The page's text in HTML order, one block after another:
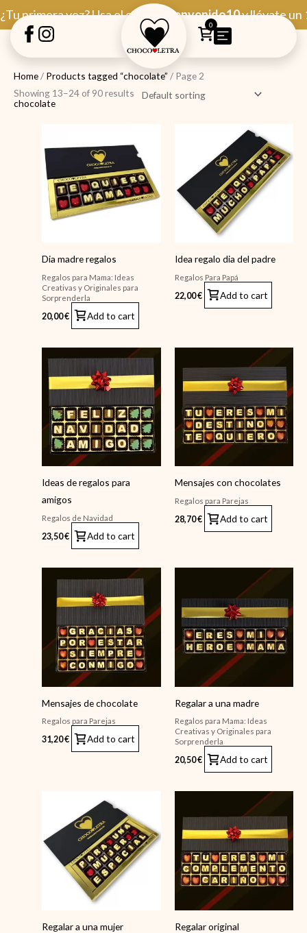
al
contenido
¿Tu primera vez? Usa el código Bienvenido10y llévate un
0
Home/ Products tagged “chocolate” / Page 2
chocolate
Showing 13–24 of 90 results
Dia madre regalos
Regalos para Mama: Ideas
Creativas y Originales para
Sorprenderla
20,00€ Add to cart
Idea regalo dia del padre
Regalos Para Papá
22,00€ Add to cart
Ideas de regalos para
amigos
Regalos de Navidad
23,50€ Add to cart
Mensajes con chocolates
Regalos para Parejas
28,70€ Add to cart
Mensajes de chocolate
Regalos para Parejas
31,20€ Add to cart
Regalar a una madre
Regalos para Mama: Ideas
Creativas y Originales para
Sorprenderla
20,50€ Add to cart
Regalar a una mujer Regalar original